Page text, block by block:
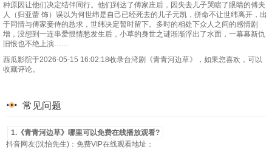
种原因让他们决定结伴同行。他们到达了傅家庄后，因失去儿子哭瞎了眼睛的傅夫
人（归亚蕾 饰）误以为何世纬是自己已经死去的儿子元凯，拼命不让世纬离开，出
于同情与傅家妾侍的恳求，世纬决定暂时留下。多时的相处下众人之间的感情剧
增，没想到一连串爱恨情愁发生后，小草的身世之谜渐渐浮出了水面，一幕幕新仇
旧恨也不绝上演……
西瓜影院于2026-05-15 16:02:18收录台湾剧《青青河边草》，如果您喜欢，可以
收藏评论。
常见问题
1.《青青河边草》哪里可以免费在线播放观看?
抖音网友(沈怡先生)：免费VIP在线观看地址：